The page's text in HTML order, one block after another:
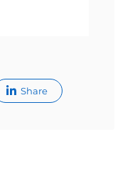
Share